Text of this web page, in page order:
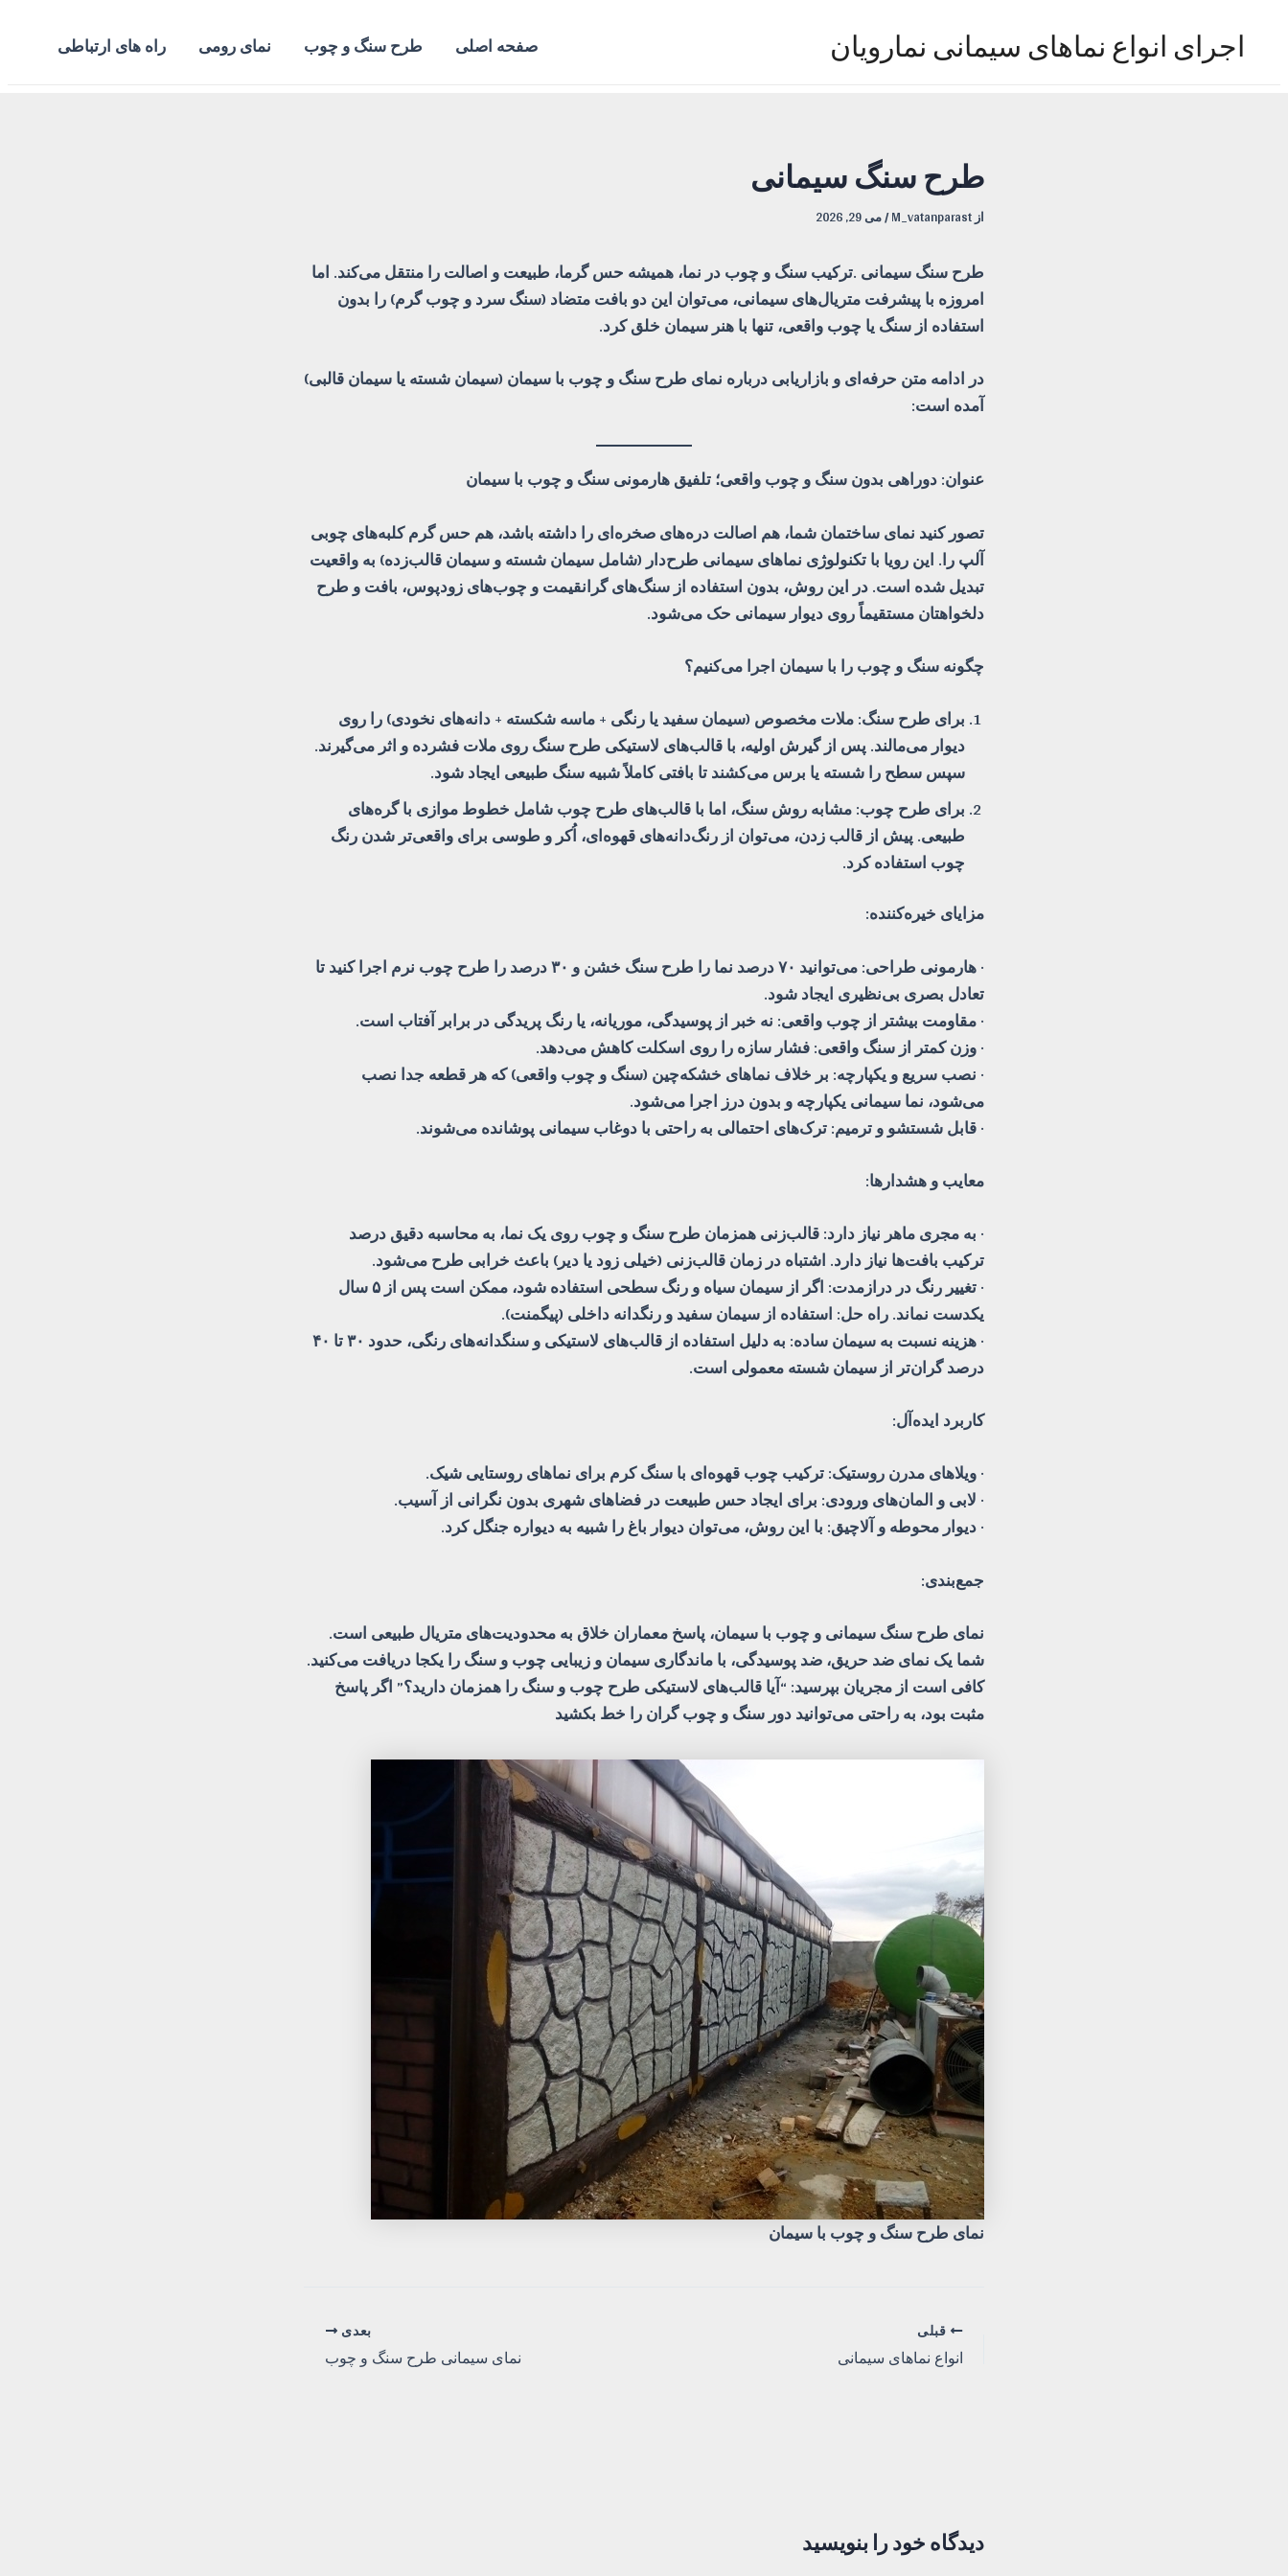
اجرای انواع نماهای سیمانی نمارویان صفحه اصلی طرح سنگ و چوب نمای رومی راه های ارتباطی
طرح سنگ سیمانی
ازM_vatanparast
/می 29, 2026
طرح سنگ سیمانی .ترکیب سنگ و چوب در نما، همیشه حس گرما، طبیعت و اصالت را منتقل می‌کند. اما
امروزه با پیشرفت متریال‌های سیمانی، می‌توان این دو بافت متضاد (سنگ سرد و چوب گرم) را بدون
استفاده از سنگ یا چوب واقعی، تنها با هنر سیمان خلق کرد.
در ادامه متن حرفه‌ای و بازاریابی دربارهنمای طرح سنگ و چوببا سیمان (سیمان شسته یا سیمان قالبی)
آمده است:
عنوان: دوراهی بدون سنگ و چوب واقعی؛ تلفیق هارمونی سنگ و چوب با سیمان
تصور کنید نمای ساختمان شما، هم اصالت دره‌های صخره‌ای را داشته باشد، هم حس گرم کلبه‌های چوبی
آلپ را. این رویا با تکنولوژی نماهای سیمانی طرح‌دار (شامل سیمان شسته و سیمان قالب‌زده) به واقعیت
تبدیل شده است. در این روش، بدون استفاده از سنگ‌های گرانقیمت و چوب‌های زودپوس، بافت و طرح
دلخواهتان مستقیماً روی دیوار سیمانی حک می‌شود.
چگونه سنگ و چوب را با سیمان اجرا می‌کنیم؟
برای طرح سنگ: ملات مخصوص (سیمان سفید یا رنگی + ماسه شکسته + دانه‌های نخودی) را روی
دیوار می‌مالند. پس از گیرش اولیه، با قالب‌های لاستیکی طرح سنگ روی ملات فشرده و اثر می‌گیرند.
سپس سطح را شسته یا برس می‌کشند تا بافتی کاملاً شبیه سنگ طبیعی ایجاد شود.
برای طرح چوب: مشابه روش سنگ، اما با قالب‌های طرح چوب شامل خطوط موازی با گره‌های
طبیعی. پیش از قالب زدن، می‌توان از رنگ‌دانه‌های قهوه‌ای، اُکر و طوسی برای واقعی‌تر شدن رنگ
چوب استفاده کرد.
مزایای خیره‌کننده:
· هارمونی طراحی: می‌توانید ۷۰ درصد نما را طرح سنگ خشن و ۳۰ درصد را طرح چوب نرم اجرا کنید تا
تعادل بصری بی‌نظیری ایجاد شود.
· مقاومت بیشتر از چوب واقعی: نه خبر از پوسیدگی، موریانه، یا رنگ پریدگی در برابر آفتاب است.
· وزن کمتر از سنگ واقعی: فشار سازه را روی اسکلت کاهش می‌دهد.
· نصب سریع و یکپارچه: بر خلاف نماهای خشکه‌چین (سنگ و چوب واقعی) که هر قطعه جدا نصب
می‌شود، نما سیمانی یکپارچه و بدون درز اجرا می‌شود.
· قابل شستشو و ترمیم: ترک‌های احتمالی به راحتی با دوغاب سیمانی پوشانده می‌شوند.
معایب و هشدارها:
· به مجری ماهر نیاز دارد: قالب‌زنی همزمان طرح سنگ و چوب روی یک نما، به محاسبه دقیق درصد
ترکیب بافت‌ها نیاز دارد. اشتباه در زمان قالب‌زنی (خیلی زود یا دیر) باعث خرابی طرح می‌شود.
· تغییر رنگ در درازمدت: اگر از سیمان سیاه و رنگ سطحی استفاده شود، ممکن است پس از ۵ سال
یکدست نماند. راه حل: استفاده از سیمان سفید و رنگدانه داخلی (پیگمنت).
· هزینه نسبت به سیمان ساده: به دلیل استفاده از قالب‌های لاستیکی و سنگدانه‌های رنگی، حدود ۳۰ تا ۴۰
درصد گران‌تر از سیمان شسته معمولی است.
کاربرد ایده‌آل:
· ویلاهای مدرن روستیک: ترکیب چوب قهوه‌ای با سنگ کرم برای نماهای روستایی شیک.
· لابی و المان‌های ورودی: برای ایجاد حس طبیعت در فضاهای شهری بدون نگرانی از آسیب.
· دیوار محوطه و آلاچیق: با این روش، می‌توان دیوار باغ را شبیه به دیواره جنگل کرد.
جمع‌بندی:
نمای طرح سنگ سیمانی و چوب با سیمان، پاسخ معماران خلاق به محدودیت‌های متریال طبیعی است.
شما یک نمای ضد حریق، ضد پوسیدگی، با ماندگاری سیمان و زیبایی چوب و سنگ را یکجا دریافت می‌کنید.
کافی است از مجریان بپرسید: “آیا قالب‌های لاستیکی طرح چوب و سنگ را همزمان دارید؟” اگر پاسخ
مثبت بود، به راحتی می‌توانید دور سنگ و چوب گران را خط بکشید
نمای طرح سنگ و چوب با سیمان
پیمایش
نوشته
قبلی
انواع نماهای سیمانی
بعدی
نمای سیمانی طرح سنگ و چوب
دیدگاه‌ خود را بنویسید